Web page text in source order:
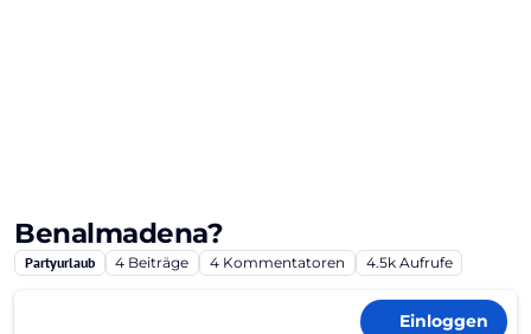
Benalmadena?
Partyurlaub 4 Beiträge 4 Kommentatoren 4.5k Aufrufe
Einloggen